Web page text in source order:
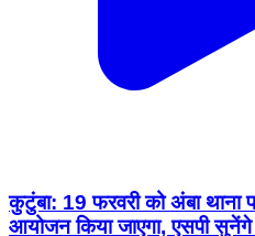
कुटुंबा: 19 फरवरी को अंबा थाना
आयोजन किया जाएगा, एसपी सुनेंगे